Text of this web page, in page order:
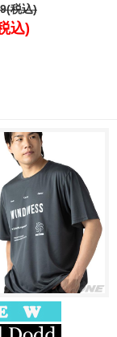
パン テーパード
税込)
込)